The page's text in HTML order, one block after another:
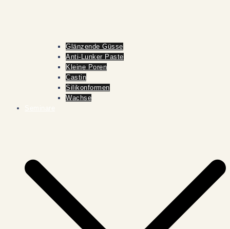
Glänzende Güsse
Anti-Lunker Paste
Kleine Poren
Castin
Silikonformen
Wachse